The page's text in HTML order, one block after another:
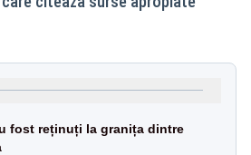
fost reținuți la granița dintre